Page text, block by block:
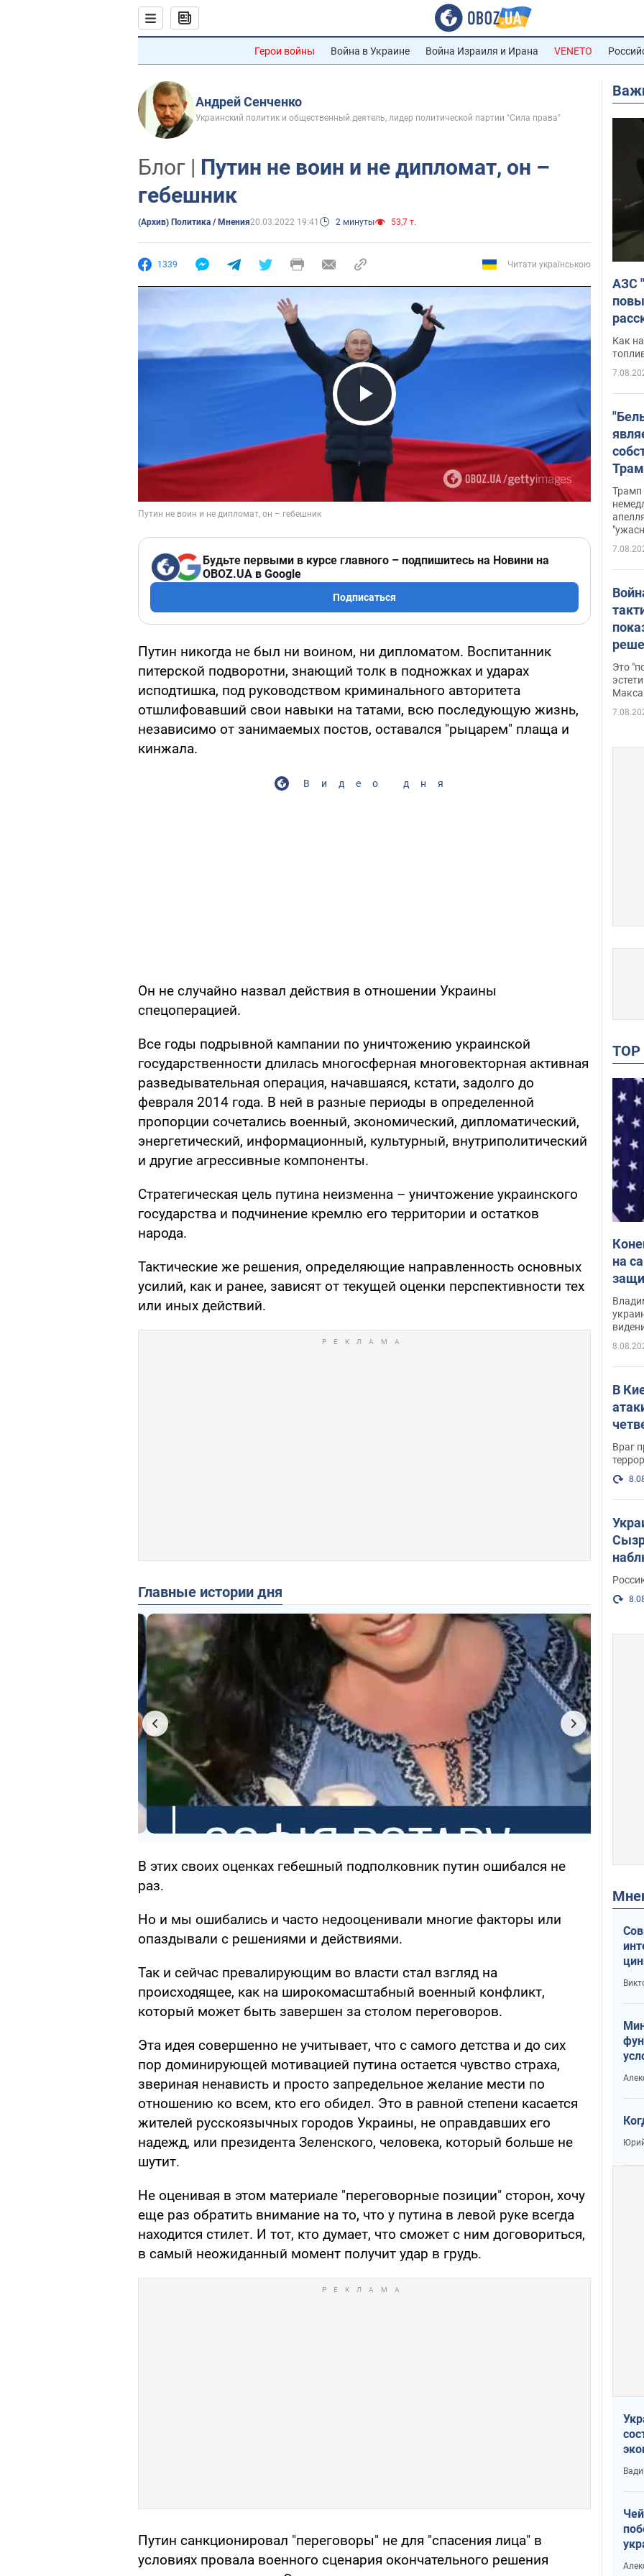
Герои войны Война в Украине Война Израиля и Ирана VENETO
Андрей Сенченко
Украинский политик и общественный деятель, лидер политической партии "Сила права"
Блог | Путин не воин и не дипломат, он –
гебешник
(Архив) Политика / Мнения20.03.2022 19:41 2 минуты 53,7 т.
1339 Читати українською
Play Video
Будьте первыми в курсе главного – подпишитесь на Новини на
OBOZ.UA в Google
Подписаться
Путин никогда не был ни воином, ни дипломатом. Воспитанник
питерской подворотни, знающий толк в подножках и ударах
исподтишка, под руководством криминального авторитета
отшлифовавший свои навыки на татами, всю последующую жизнь,
независимо от занимаемых постов, оставался "рыцарем" плаща и
кинжала.
Видео дня
Он не случайно назвал действия в отношении Украины
спецоперацией.
Все годы подрывной кампании по уничтожению украинской
государственности длилась многосферная многовекторная активная
разведывательная операция, начавшаяся, кстати, задолго до
февраля 2014 года. В ней в разные периоды в определенной
пропорции сочетались военный, экономический, дипломатический,
энергетический, информационный, культурный, внутриполитический
и другие агрессивные компоненты.
Стратегическая цель путина неизменна – уничтожение украинского
государства и подчинение кремлю его территории и остатков
народа.
Тактические же решения, определяющие направленность основных
усилий, как и ранее, зависят от текущей оценки перспективности тех
или иных действий.
Главные истории дня
В этих своих оценках гебешный подполковник путин ошибался не
раз.
Но и мы ошибались и часто недооценивали многие факторы или
опаздывали с решениями и действиями.
Так и сейчас превалирующим во власти стал взгляд на
происходящее, как на широкомасштабный военный конфликт,
который может быть завершен за столом переговоров.
Эта идея совершенно не учитывает, что с самого детства и до сих
пор доминирующей мотивацией путина остается чувство страха,
звериная ненависть и просто запредельное желание мести по
отношению ко всем, кто его обидел. Это в равной степени касается
жителей русскоязычных городов Украины, не оправдавших его
надежд, или президента Зеленского, человека, который больше не
шутит.
Не оценивая в этом материале "переговорные позиции" сторон, хочу
еще раз обратить внимание на то, что у путина в левой руке всегда
находится стилет. И тот, кто думает, что сможет с ним договориться,
в самый неожиданный момент получит удар в грудь.
Путин санкционировал "переговоры" не для "спасения лица" в
условиях провала военного сценария окончательного решения
АЗС
Как
Трамп
Это
на
В
Враг
Фото